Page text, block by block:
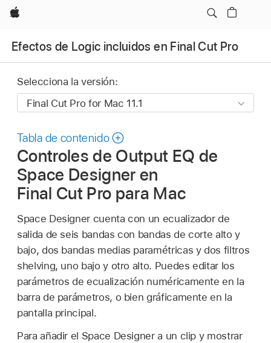
Apple
Efectos de Logic incluidos en Final Cut Pro
Selecciona la versión:
Tabla de contenido
Controles de Output EQ de
Space Designer en
Final Cut Pro para Mac
Space Designer cuenta con un ecualizador de
salida de seis bandas con bandas de corte alto y
bajo, dos bandas medias paramétricas y dos filtros
shelving, uno bajo y otro alto. Puedes editar los
parámetros de ecualización numéricamente en la
barra de parámetros, o bien gráficamente en la
pantalla principal.
Para añadir el Space Designer a un clip y mostrar